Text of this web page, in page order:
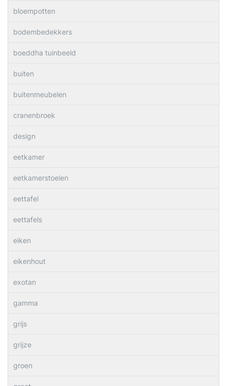
bloempotten
bodembedekkers
boeddha tuinbeeld
buiten
buitenmeubelen
cranenbroek
design
eetkamer
eetkamerstoelen
eettafel
eettafels
eiken
eikenhout
exotan
gamma
grijs
grijze
groen